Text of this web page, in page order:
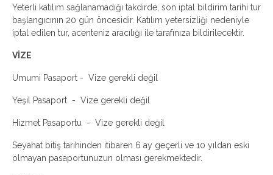
Yeterli katılım sağlanamadığı takdirde, son iptal bildirim tarihi tur
başlangıcının 20 gün öncesidir. Katılım yetersizliği nedeniyle
iptal edilen tur, acenteniz aracılığı ile tarafınıza bildirilecektir.
VİZE
Umumi Pasaport - Vize gerekli değil
Yeşil Pasaport - Vize gerekli değil
Hizmet Pasaportu - Vize gerekli değil
Seyahat bitiş tarihinden itibaren 6 ay geçerli ve 10 yıldan eski
olmayan pasaportunuzun olması gerekmektedir.